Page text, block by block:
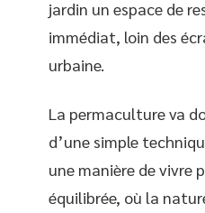
jardin un espace de
immédiat, loin des
urbaine.
La permaculture va
d’une simple
une manière de vivre
équilibrée, où la